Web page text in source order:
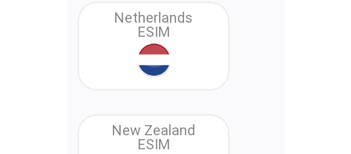
Netherlands
ESIM
New Zealand
ESIM